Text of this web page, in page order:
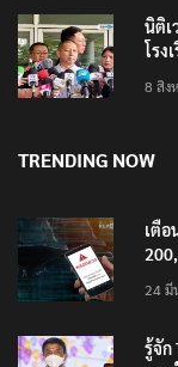
8 สิง
นิติ
เตื
24 มี